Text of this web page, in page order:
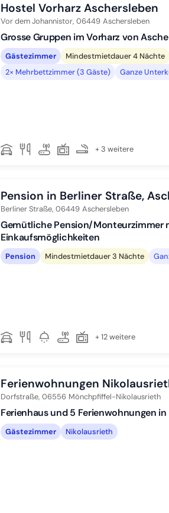
Hostel Vorharz Aschersleben
Vor dem Johannistor, 06449 Aschersleben
Grosse Gruppen im Vorharz von
Gästezimmer Mindestmietdauer 4 Nächte
2× Mehrbettzimmer (3 Gäste)
Ganze
+ 3 weitere
Pension in Berliner Straße,
Berliner Straße, 06449 Aschersleben
Gemütliche Pension/Monteurzimmer
Einkaufsmöglichkeiten
Pension Mindestmietdauer 3 Nächte
+ 12 weitere
Ferienwohnungen
Dorfstraße, 06556 Mönchpfiffel-Nikolausrieth
Ferienhaus und 5 Ferienwohnungen
Gästezimmer Nikolausrieth